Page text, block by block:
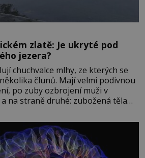
zlatě: Je ukryté pod
jezera?
chuchvalce mlhy, ze kterých se
člunů. Mají velmi podivnou
po zuby ozbrojení muži v
na straně druhé: zubožená těla
Je jaro roku 1945, druhá
ke konci. Jezero Stolpsee